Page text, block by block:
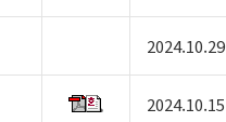
2024.10.29
2024.10.15